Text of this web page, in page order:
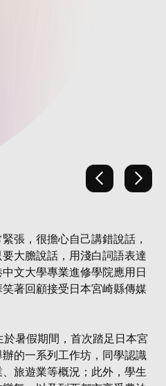
PreviousNext
張，很擔心自己講錯說話，
大膽說話，用淺白詞語表達
文大學專業進修學院應用日
著回顧接受日本宮崎縣傳媒
暑假期間，首次踏足日本宮
的一系列工作坊，同學認識
旅遊業等概況；此外，學生